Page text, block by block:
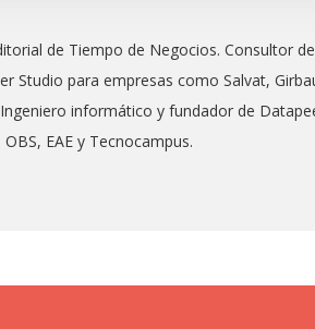
de Tiempo de Negocios. Consultor
Studio para empresas como Salvat,
informático y fundador de
EAE y Tecnocampus.